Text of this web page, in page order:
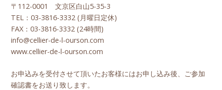
〒112-0001 文京区白山5-35-3
TEL：03-3816-3332 (月曜日定休)
FAX：03-3816-3332 (24時間)
info@cellier-de-l-ourson.com
www.cellier-de-l-ourson.com
お申込みを受付させて頂いたお客様にはお申し込み後、ご参加
確認書をお送り致します。